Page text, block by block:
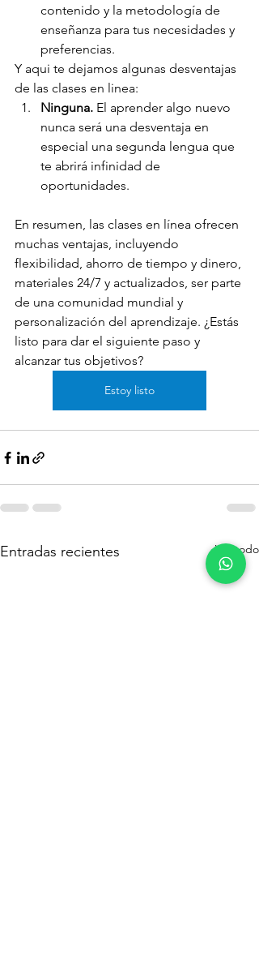
contenido y la metodología de
enseñanza para tus necesidades y
preferencias.
Y aqui te dejamos algunas desventajas
de las clases en linea:
Ninguna. El aprender algo nuevo
nunca será una desventaja en
especial una segunda lengua que
te abrirá infinidad de
oportunidades.
En resumen, las clases en línea ofrecen
muchas ventajas, incluyendo
flexibilidad, ahorro de tiempo y dinero,
materiales 24/7 y actualizados, ser parte
de una comunidad mundial y
personalización del aprendizaje. ¿Estás
listo para dar el siguiente paso y
alcanzar tus objetivos?
Estoy listo
Entradas recientes Ver todo